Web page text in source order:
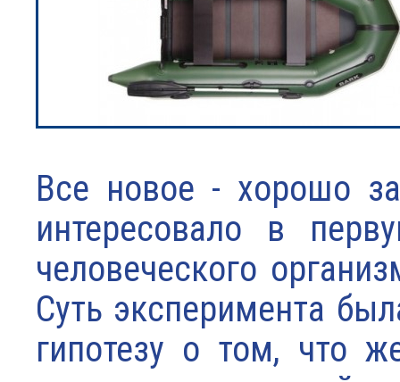
Все новое - хорошо
интересовало в
человеческого
Суть эксперимента
гипотезу о том, что